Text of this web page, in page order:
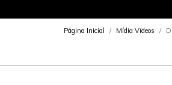
Página Inicial Mídia Vídeos